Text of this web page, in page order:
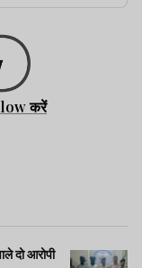
करें
दो आरोपी